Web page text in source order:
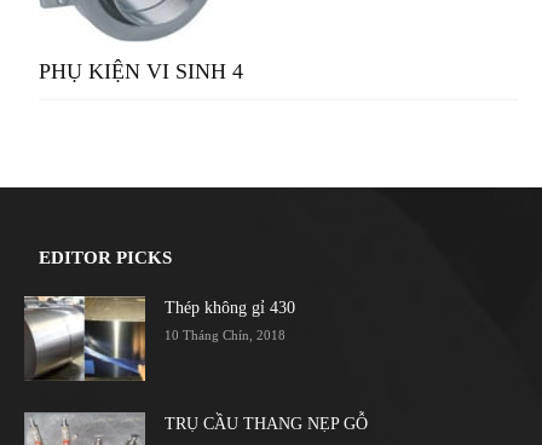
PHỤ KIỆN VI SINH 4
EDITOR PICKS
Thép không gỉ 430
10 Tháng Chín, 2018
TRỤ CẦU THANG NẸP GỖ